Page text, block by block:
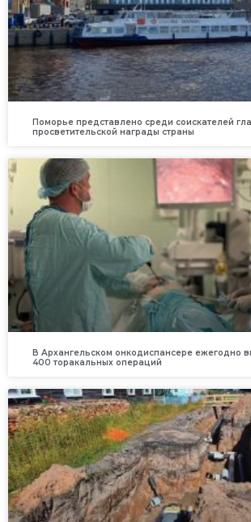
Поморье представлено среди соискателей
просветительской награды страны
В Архангельском онкодиспансере ежегодно
400 торакальных операций